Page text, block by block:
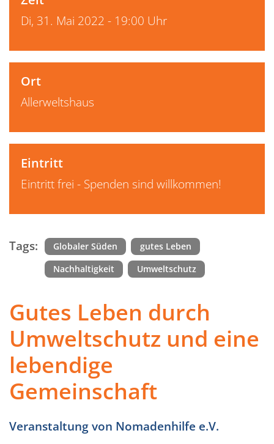
Di, 31. Mai 2022 - 19:00 Uhr
Ort
Allerweltshaus
Eintritt
Eintritt frei - Spenden sind willkommen!
Tags: Globaler Süden
gutes Leben
Nachhaltigkeit
Umweltschutz
Gutes Leben durch
Umweltschutz und eine
lebendige
Gemeinschaft
Veranstaltung von Nomadenhilfe e.V.